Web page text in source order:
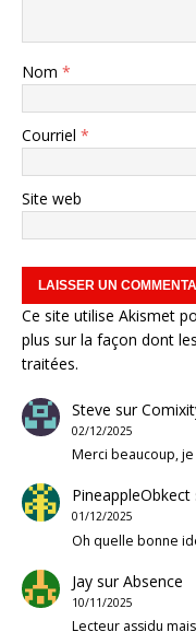
Nom *
Courriel *
Site web
Ce site utilise Akismet
plus sur la façon dont
traitées.
Steve sur
02/12/2025
Merci beaucoup,
PineappleObkect
01/12/2025
Oh quelle bonne
JaysurAbsence
10/11/2025
Lecteur assidu